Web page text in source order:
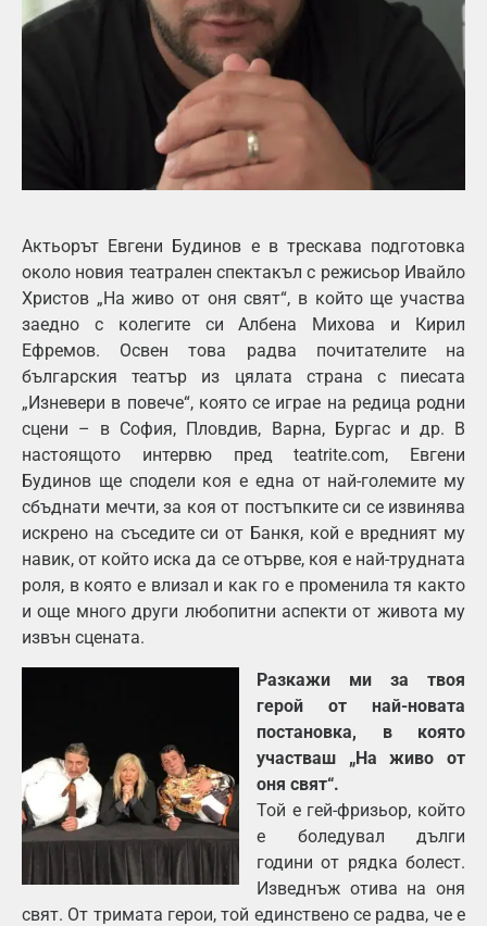
Актьорът Евгени Будинов е в трескава подготовка
около новия театрален спектакъл с режисьор Ивайло
Христов „На живо от оня свят“, в който ще участва
заедно с колегите си Албена Михова и Кирил
Ефремов. Освен това радва почитателите на
българския театър из цялата страна с пиесата
„Изневери в повече“, която се играе на редица родни
сцени – в София, Пловдив, Варна, Бургас и др. В
настоящото интервю пред teatrite.com, Евгени
Будинов ще сподели коя е една от най-големите му
сбъднати мечти, за коя от постъпките си се извинява
искрено на съседите си от Банкя, кой е вредният му
навик, от който иска да се отърве, коя е най-трудната
роля, в която е влизал и как го е променила тя както
и още много други любопитни аспекти от живота му
извън сцената.
Разкажи ми за твоя
герой от най-новата
постановка, в която
участваш „На живо от
оня свят“.
Той е гей-фризьор, който
е боледувал дълги
години от рядка болест.
Изведнъж отива на оня
свят. От тримата герои, той единствено се радва, че е